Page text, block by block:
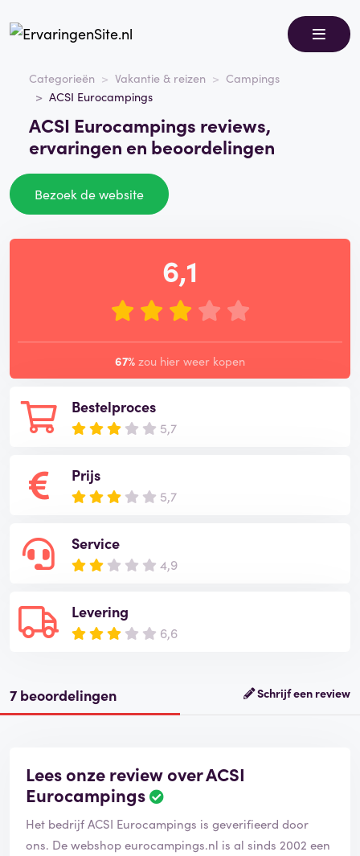
Categorieën Vakantie & reizen
Campings
ACSI Eurocampings
ACSI Eurocampings reviews,
ervaringen en beoordelingen
Bezoek de website
Bestelproces
5,7
Prijs
5,7
Service
4,9
Levering
6,6
6,1
67% zou hier weer kopen
7 beoordelingen Schrijf een review
Lees onze review over ACSI
Eurocampings
Het bedrijf ACSI Eurocampings is geverifieerd door
ons. De webshop eurocampings.nl is al sinds 2002 een